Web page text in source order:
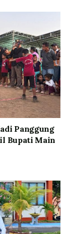
Panggung
Bupati Main